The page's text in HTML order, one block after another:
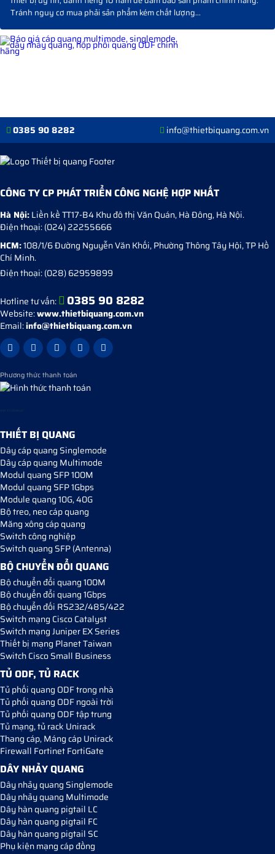
Tránh nguy cơ mua phải sản phẩm kém chất lượng...
0385 90 8282 info@thietbiquang.com.vn
CÔNG TY CP PHÁT TRIỂN CÔNG NGHỆ HỢP NHẤT
Hà Nội:Liền kề TT17-B4 Khu đô thị Văn Quán,Hà Đông,Hà Nội.
Điện thoại:(024) 22255666
HCM:108/1/6 Đường Nguyễn Văn Khối, Phường Thông Tây Hội, TP Hồ
Chí Minh.
Điện thoại:(028) 62959899
Hotline tư vấn: 0385 90 8282
Website:www.thietbiquang.com.vn
Email:info@thietbiquang.com.vn
Phương thức thanh toán
THIẾT BỊ QUANG
Dây cáp quang Singlemode
Dây cáp quang Multimode
Modul quang SFP 100M
Modul quang SFP 1Gbps
Module quang 10G, 40G
Bộ treo, neo cáp quang
Măng xông cáp quang
Switch công nghiệp
Switch quang SFP (Antenna)
BỘ CHUYỂN ĐỔI QUANG
Bộ chuyển đổi quang 100M
Bộ chuyển đổi quang 1Gbps
Bộ chuyển đối RS232/485/422
Switch mạng Cisco Catalyst
Switch mạng Juniper EX Series
Thiết bị mạng Planet Taiwan
Switch Cisco Small Business
TỦ ODF, TỦ RACK
Tủ phối quang ODF trong nhà
Tủ phối quang ODF ngoài trời
Tủ phối quang ODF tập trung
Tủ mạng, tủ rack Unirack
Thang cáp, Máng cáp Unirack
Firewall Fortinet FortiGate
DÂY NHẢY QUANG
Dây nhảy quang Singlemode
Dây nhảy quang Multimode
Dây hàn quang pigtail LC
Dây hàn quang pigtail FC
Dây hàn quang pigtail SC
Phụ kiện mạng cáp đồng